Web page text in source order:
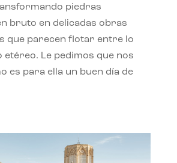
piedras
bruto en delicadas obras
que parecen flotar entre lo
etéreo. Le pedimos que nos
es para ella un buen día de